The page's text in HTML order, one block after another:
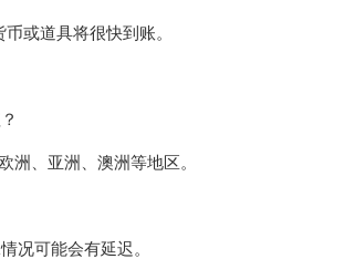
或道具将很快到账。
洲、亚洲、澳洲等地区。
况可能会有延迟。